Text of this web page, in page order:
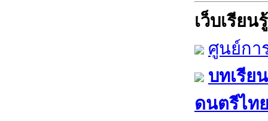
เว็บเรียนรู้
ศูนย์กา
บทเรีย
ดนตรีไท